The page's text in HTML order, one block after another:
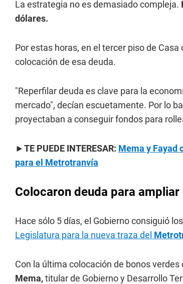
La estrategia no es demasiado compleja.
dólares.
Por estas horas, en el tercer piso de
colocación de esa deuda.
"Reperfilar deuda es clave para la
mercado", decían escuetamente. Por lo
proyectaban a conseguir fondos para
►TE PUEDE INTERESAR: Mema y Fayad
para el Metrotranvía
Colocaron deuda para
Hace sólo 5 días, el Gobierno consiguió
Legislatura para la nueva traza del
Con la última colocación de bonos
Mema,titular de Gobierno y Desarrollo